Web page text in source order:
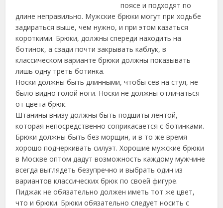
поясе и подходят по
длине неправильно. Мужские брюки могут при ходьбе
задираться выше, чем нужно, и при этом казаться
короткими. Брюки, должны спереди находить на
ботинок, а сзади почти закрывать каблук, в
классическом варианте брюки должны показывать
лишь одну треть ботинка.
Носки должны быть длинными, чтобы сев на стул, не
было видно голой ноги. Носки не должны отличаться
от цвета брюк.
Штанины внизу должны быть подшиты лентой,
которая непосредственно соприкасается с ботинками.
Брюки должны быть без морщин, и в то же время
хорошо подчеркивать силуэт. Хорошие мужские брюки
в Москве оптом дадут возможность каждому мужчине
всегда выглядеть безупречно и выбрать один из
вариантов классических брюк по своей фигуре.
Пиджак не обязательно должен иметь тот же цвет,
что и брюки. Брюки обязательно следует носить с